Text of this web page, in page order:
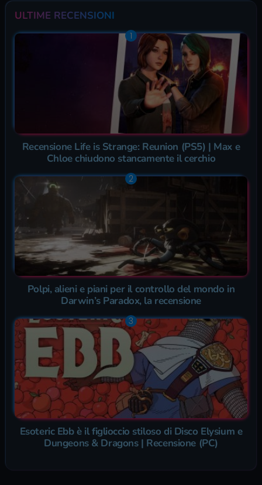
ULTIME RECENSIONI
Recensione Life is Strange: Reunion (PS5) | Max e
Chloe chiudono stancamente il cerchio
Polpi, alieni e piani per il controllo del mondo in
Darwin’s Paradox, la recensione
Esoteric Ebb è il figlioccio stiloso di Disco Elysium e
Dungeons & Dragons | Recensione (PC)